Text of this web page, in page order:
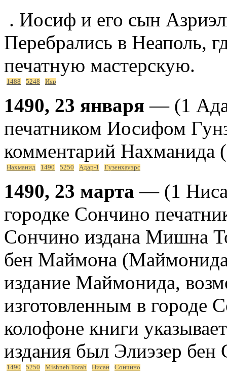
. Иосиф и его сын
Перебрались в Неаполь,
печатную мастерскую.
1488 5248 Ияр
1490, 23 января — (1
печатником Иосифом
комментарий Нахманида
Нахманид 1490 5250 Адар-1 Гузенхауэрс
1490, 23 марта — (1
городке Сончино
Сончино издана Мишна
бен Маймона
издание Маймонида,
изготовленным в городе
колофоне книги
издания был Элиэзер
1490 5250 Mishneh Torah Нисан Сончино